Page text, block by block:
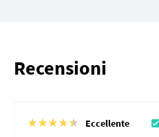
Recensioni
Eccellente